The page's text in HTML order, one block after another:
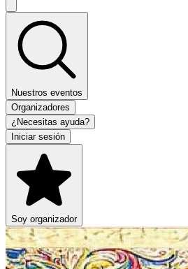
Nuestros eventos
Organizadores
¿Necesitas ayuda?
Iniciar sesión
Soy organizador